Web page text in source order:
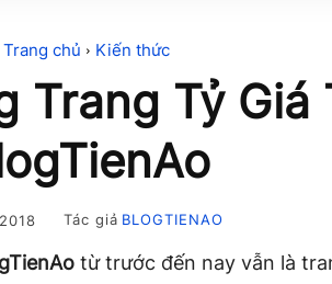
Trang chủ Kiến thức
Trang Tỷ Giá
Tác giả BLOGTIENAO
từ trước đến nay vẫn là